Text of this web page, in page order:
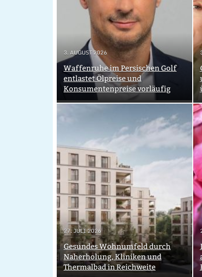
3. AUGUST 2026
Waffenruhe im Persischen Golf
entlastet Ölpreise und
Konsumentenpreise vorläufig
27. JULI 2026
Gesundes Wohnumfeld durch
Naherholung, Kliniken und
Thermalbad in Reichweite